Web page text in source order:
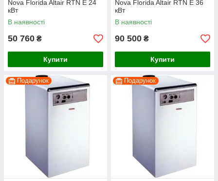
Nova Florida Altair RTN E 24
кВт
В наявності
50 760 ₴
Купити
Nova Florida Altair RTN E 36
кВт
В наявності
90 500 ₴
Купити
Подарунок Подарунок